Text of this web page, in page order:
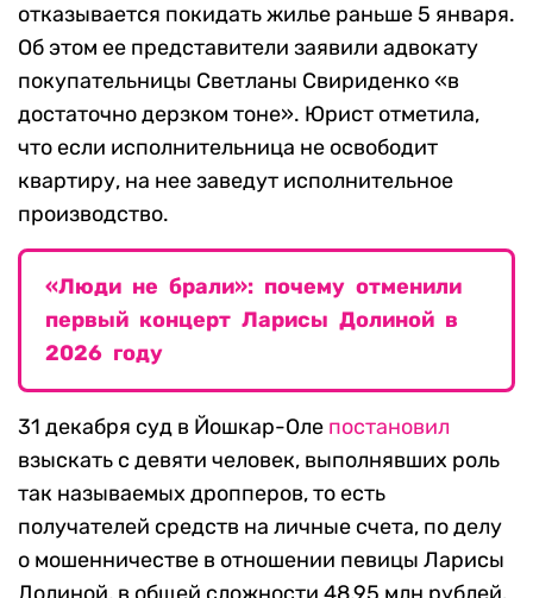
отказывается покидать жилье раньше 5 января.
Об этом ее представители заявили адвокату
покупательницы Светланы Свириденко «в
достаточно дерзком тоне». Юрист отметила,
что если исполнительница не освободит
квартиру, на нее заведут исполнительное
производство.
«Люди не брали»: почему отменили
первый концерт Ларисы Долиной в
2026 году
31 декабря суд в Йошкар-Оле постановил
взыскать с девяти человек, выполнявших роль
так называемых дропперов, то есть
получателей средств на личные счета, по делу
о мошенничестве в отношении певицы Ларисы